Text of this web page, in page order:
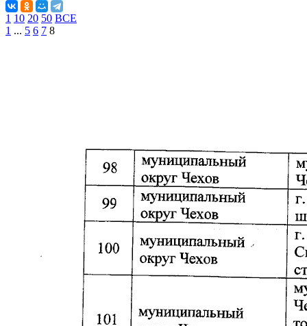
1 10 20 50 ВСЕ
1 ... 5 6 7 8